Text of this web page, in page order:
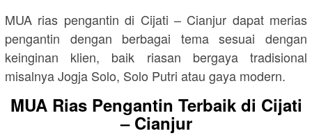
MUA rias pengantin di Cijati – Cianjur dapat merias
pengantin dengan berbagai tema sesuai dengan
keinginan klien, baik riasan bergaya tradisional
misalnya Jogja Solo, Solo Putri atau gaya modern.
MUA Rias Pengantin Terbaik di Cijati
– Cianjur